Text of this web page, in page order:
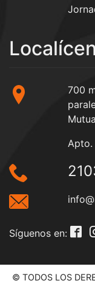
700
Apto.
Síguenos en:
© TODOS LOS